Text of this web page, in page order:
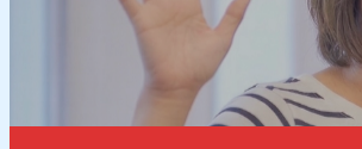
スタッフブログ